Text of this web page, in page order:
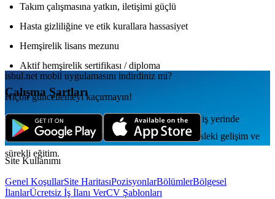
Takım çalışmasına yatkın, iletişimi güçlü
Hasta gizliliğine ve etik kurallara hassasiyet
Hemşirelik lisans mezunu
Aktif hemşirelik sertifikası / diploma
Çalışma Şartları
Düzenli performans değerlendirmesi; tam zamanlı, iş yerinde
çalışma; özel sağlık sigortası ve yemek desteği; mesleki gelişim ve
sürekli eğitim.
isbul.net mobil uygulamаsını indirdiniz mi?
Hiçbir güncellemeyi kaçırmayın!
Site Kullanımı
Genel KoşullarSite HaritasıPozisyonlarBölümlerBölgesel
İlanlarÜcretsiz İş İlanı VerCV Şablonları